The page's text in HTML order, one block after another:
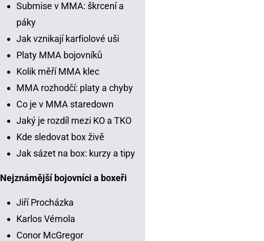
Submise v MMA: škrcení a
páky
Jak vznikají karfiolové uši
Platy MMA bojovníků
Kolik měří MMA klec
MMA rozhodčí: platy a chyby
Co je v MMA staredown
Jaký je rozdíl mezi KO a TKO
Kde sledovat box živě
Jak sázet na box: kurzy a tipy
Nejznámější bojovníci a boxeři
Jiří Procházka
Karlos Vémola
Conor McGregor